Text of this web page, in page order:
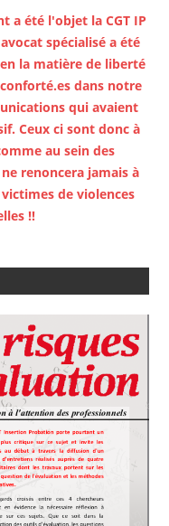
a été l'objet la CGT IP
spécialisé a été
la matière de liberté
dans notre
qui avaient
Ceux ci sont donc à
au sein des
renoncera jamais à
de violences
!!